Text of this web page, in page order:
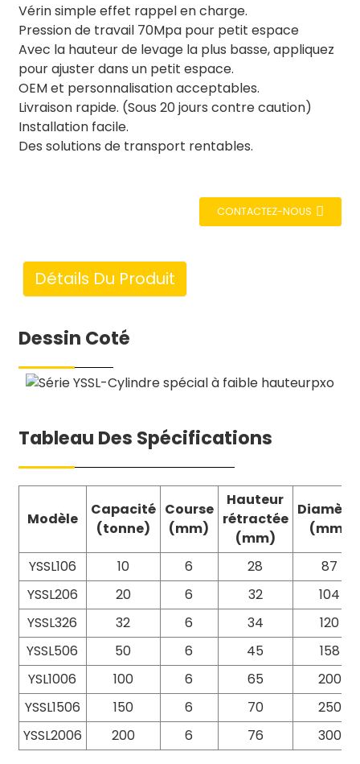
Vérin simple effet rappel en charge.
Pression de travail 70Mpa pour petit espace
Avec la hauteur de levage la plus basse, appliquez
pour ajuster dans un petit espace.
OEM et personnalisation acceptables.
Livraison rapide. (Sous 20 jours contre caution)
Installation facile.
Des solutions de transport rentables.
CONTACTEZ-NOUS
Détails Du Produit
Dessin Coté
Tableau Des Spécifications
Modèle
Capacité
(tonne)
Course
(mm)
Hauteur
rétractée
(mm)
(mm)
YSSL106 10 6 28
87
YSSL206
20 6 32
104
YSSL326
32 6 34
120
YSSL506
50 6 45
158
YSL1006
100 6 65
200
YSSL1506
150 6 70
250
YSSL2006
200 6 76 300